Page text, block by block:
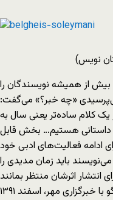
نویس)
فشار ممیزی و گرانی کاغذ سال ۱۳۹۱ بیش از همیشه نویسندگان را
«چه خبر؟» می‌گفت:
یک کلام ساده‌تر یعنی سال به
داستانی هستیم… بخش قابل
ادامه فعالیت‌های ادبی خود
باید زمان مدیدی را
با خبرگزاری مهر، اسفند ۱۳۹۱